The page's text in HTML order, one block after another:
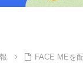
FACE MEを